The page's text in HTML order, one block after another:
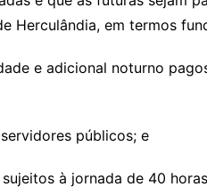
Herculândia, em termos
e adicional noturno
públicos; e
à jornada de 40 horas